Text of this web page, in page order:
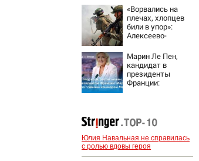
семитысячника
«Ворвались на
плечах, хлопцев
били в упор»:
Алексеево-
могильником для
«птах Мадьяра»
Марин Ле Пен,
кандидат в
президенты
Франции:
России и Украине,
прогноз на
выборы
президента
Юлия Навальная не справилась
с ролью вдовы героя